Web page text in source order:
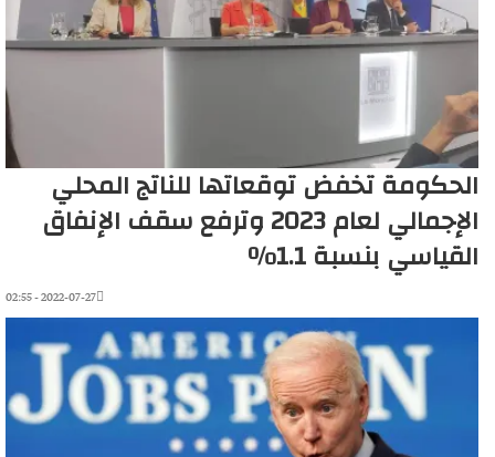
الحكومة تخفض توقعاتها للناتج المحلي
الإجمالي لعام 2023 وترفع سقف الإنفاق
القياسي بنسبة 1.1٪
2022-07-27 - 02:55